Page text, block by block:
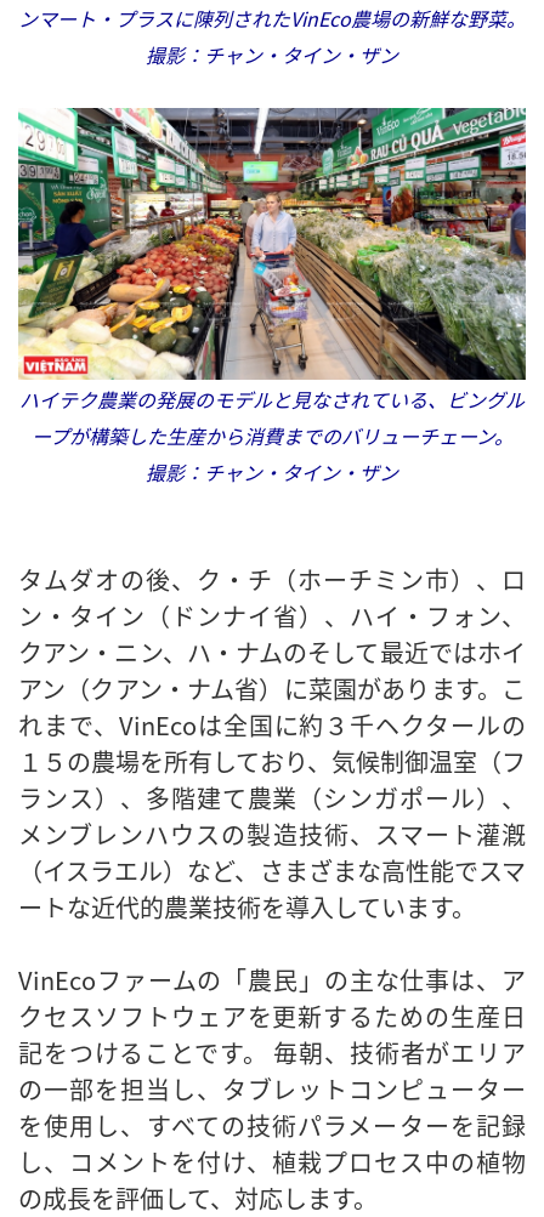
ンマート・プラスに陳列されたVinEco農場の新鮮な野菜。
撮影：チャン・タイン・ザン
ハイテク農業の発展のモデルと見なされている、ビングル
ープが構築した生産から消費までのバリューチェーン。
撮影：チャン・タイン・ザン
タムダオの後、ク・チ（ホーチミン市）、ロ
ン・タイン（ドンナイ省）、ハイ・フォン、
クアン・ニン、ハ・ナムのそして最近ではホイ
アン（クアン・ナム省）に菜園があります。こ
れまで、VinEcoは全国に約３千ヘクタールの
１５の農場を所有しており、気候制御温室（フ
ランス）、多階建て農業（シンガポール）、
メンブレンハウスの製造技術、スマート灌漑
（イスラエル）など、さまざまな高性能でスマ
ートな近代的農業技術を導入しています。
VinEcoファームの「農民」の主な仕事は、ア
クセスソフトウェアを更新するための生産日
記をつけることです。 毎朝、技術者がエリア
の一部を担当し、タブレットコンピューター
を使用し、すべての技術パラメーターを記録
し、コメントを付け、植栽プロセス中の植物
の成長を評価して、対応します。